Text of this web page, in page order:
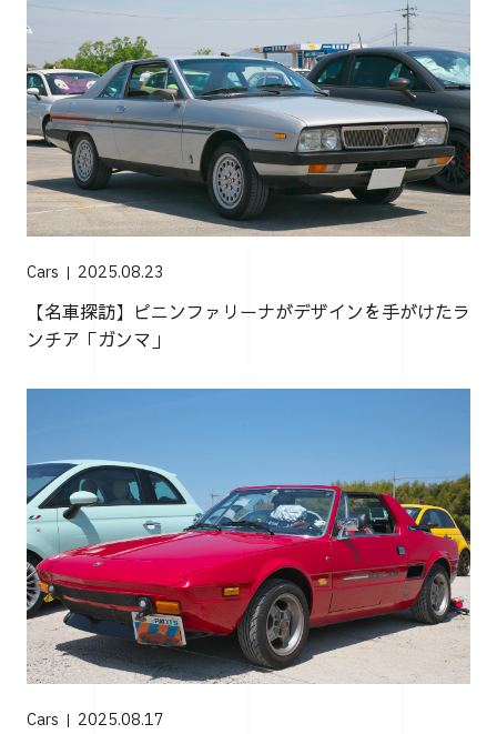
Cars 2025.08.23
【名車探訪】ピニンファリーナがデザインを手がけたラ
ンチア「ガンマ」
Cars 2025.08.17